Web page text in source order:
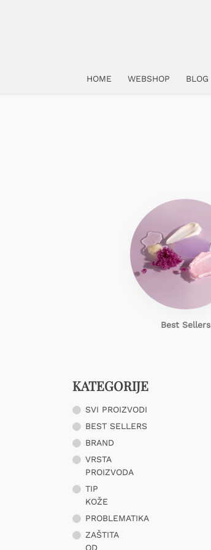
HOME WEBSHOP BLOG
Best Sellers
KATEGORIJE
SVI PROIZVODI
BEST SELLERS
BRAND
VRSTA
PROIZVODA
TIP
KOŽE
PROBLEMATIKA
ZAŠTITA
OD